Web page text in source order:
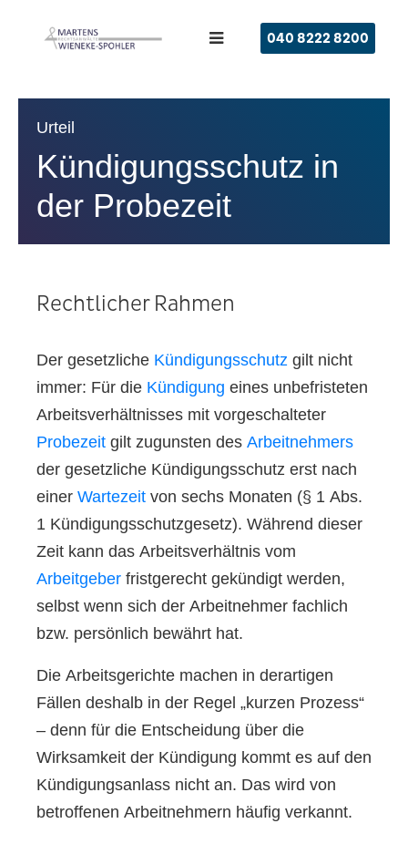
040 8222 8200
Urteil
Kündigungsschutz in
der Probezeit
Rechtlicher Rahmen
Der gesetzliche Kündigungsschutz gilt nicht
immer: Für die Kündigung eines unbefristeten
Arbeitsverhältnisses mit vorgeschalteter
Probezeit gilt zugunsten des Arbeitnehmers
der gesetzliche Kündigungsschutz erst nach
einer Wartezeit von sechs Monaten (§ 1 Abs.
1 Kündigungsschutzgesetz). Während dieser
Zeit kann das Arbeitsverhältnis vom
Arbeitgeber fristgerecht gekündigt werden,
selbst wenn sich der Arbeitnehmer fachlich
bzw. persönlich bewährt hat.
Die Arbeitsgerichte machen in derartigen
Fällen deshalb in der Regel „kurzen Prozess“
– denn für die Entscheidung über die
Wirksamkeit der Kündigung kommt es auf den
Kündigungsanlass nicht an. Das wird von
betroffenen Arbeitnehmern häufig verkannt.